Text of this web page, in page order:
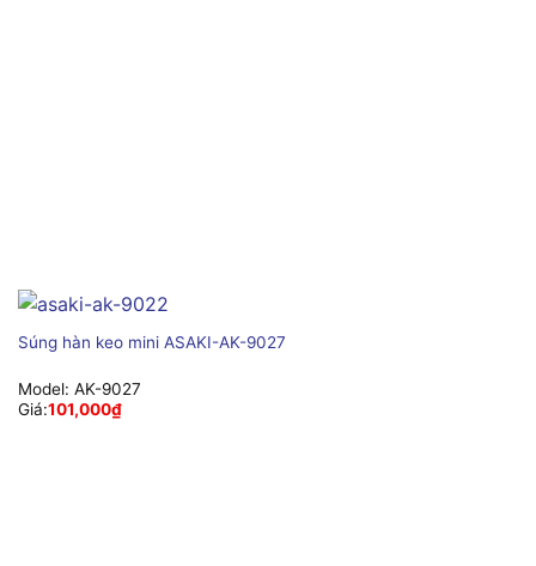
Súng hàn keo mini ASAKI-AK-9027
Model: AK-9027
Giá:101,000₫